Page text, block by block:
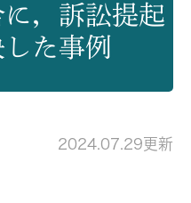
，訴訟提起
た事例
2024.07.29更新